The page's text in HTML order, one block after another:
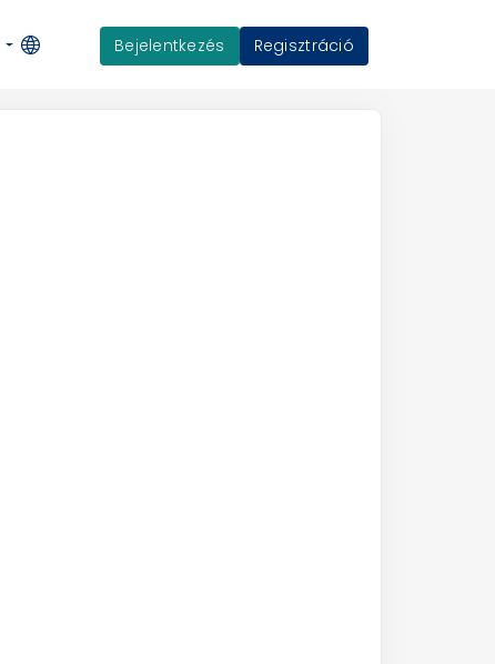
Bejelentkezés Regisztráció